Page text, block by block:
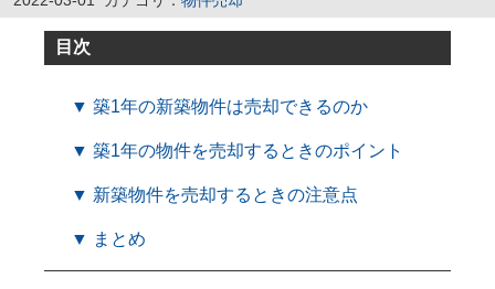
目次
▼ 築1年の新築物件は売却できるのか
▼ 築1年の物件を売却するときのポイント
▼ 新築物件を売却するときの注意点
▼ まとめ